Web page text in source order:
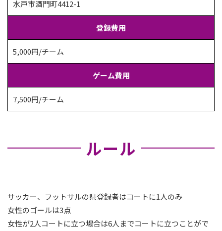
水戸市酒門町4412-1
登録費用
5,000円/チーム
ゲーム費用
7,500円/チーム
ルール
サッカー、フットサルの県登録者はコートに1人のみ
女性のゴールは3点
女性が2人コートに立つ場合は6人までコートに立つことがで